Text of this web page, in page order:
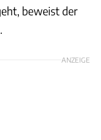
beweist der
ANZEIGE